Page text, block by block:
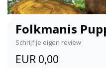
Folkmanis
Schrijf je eigen review
EUR 0,00